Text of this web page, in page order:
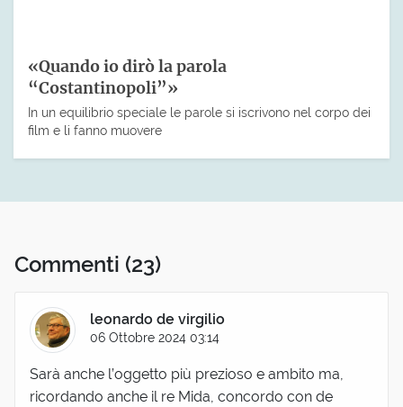
«Quando io dirò la parola
“Costantinopoli”»
In un equilibrio speciale le parole si iscrivono nel corpo dei
film e li fanno muovere
Commenti (23)
leonardo de virgilio
06 Ottobre 2024 03:14
Sarà anche l’oggetto più prezioso e ambito ma,
ricordando anche il re Mida, concordo con de